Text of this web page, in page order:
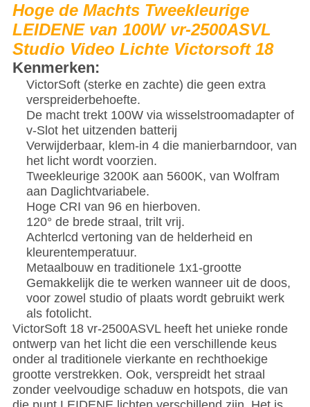
Hoge de Machts Tweekleurige
LEIDENE van 100W vr-2500ASVL
Studio Video Lichte Victorsoft 18
Kenmerken:
VictorSoft (sterke en zachte) die geen extra
verspreiderbehoefte.
De macht trekt 100W via wisselstroomadapter of
v-Slot het uitzenden batterij
Verwijderbaar, klem-in 4 die manierbarndoor, van
het licht wordt voorzien.
Tweekleurige 3200K aan 5600K, van Wolfram
aan Daglichtvariabele.
Hoge CRI van 96 en hierboven.
120° de brede straal, trilt vrij.
Achterlcd vertoning van de helderheid en
kleurentemperatuur.
Metaalbouw en traditionele 1x1-grootte
Gemakkelijk die te werken wanneer uit de doos,
voor zowel studio of plaats wordt gebruikt werk
als fotolicht.
VictorSoft 18 vr-2500ASVL heeft het unieke ronde
ontwerp van het licht die een verschillende keus
onder al traditionele vierkante en rechthoekige
grootte verstrekken. Ook, verspreidt het straal
zonder veelvoudige schaduw en hotspots, die van